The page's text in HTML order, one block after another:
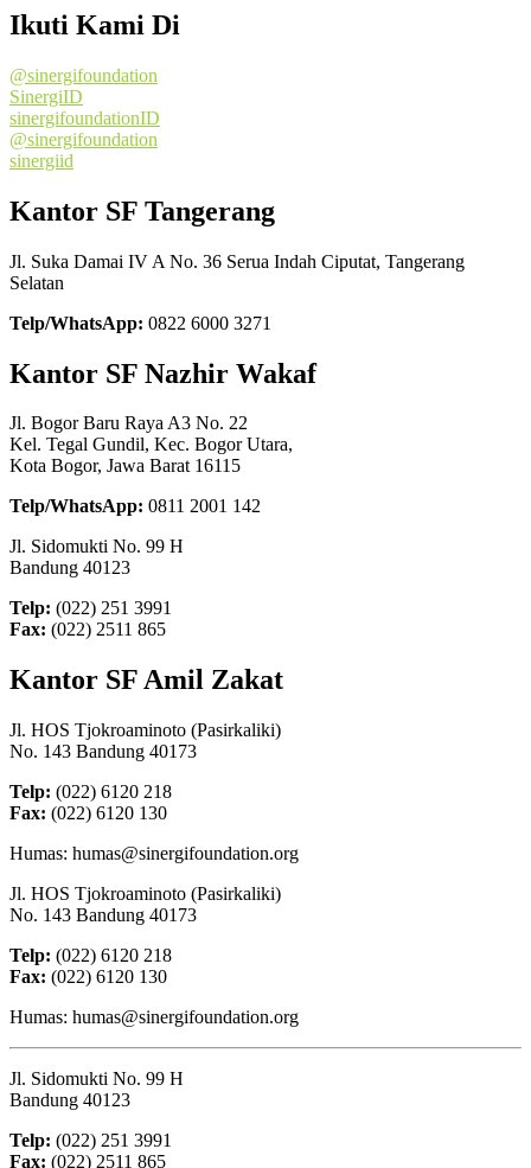
Ikuti Kami Di
@sinergifoundation
SinergiID
sinergifoundationID
@sinergifoundation
sinergiid
Kantor SF Tangerang
Jl. Suka Damai IV A No. 36 Serua Indah Ciputat, Tangerang
Selatan
Telp/WhatsApp: 0822 6000 3271
Kantor SF Nazhir Wakaf
Jl. Bogor Baru Raya A3 No. 22
Kel. Tegal Gundil, Kec. Bogor Utara,
Kota Bogor, Jawa Barat 16115
Telp/WhatsApp: 0811 2001 142
Jl. Sidomukti No. 99 H
Bandung 40123
Telp: (022) 251 3991
Fax: (022) 2511 865
Kantor SF Amil Zakat
Jl. HOS Tjokroaminoto (Pasirkaliki)
No. 143 Bandung 40173
Telp: (022) 6120 218
Fax: (022) 6120 130
Humas: humas@sinergifoundation.org
Jl. HOS Tjokroaminoto (Pasirkaliki)
No. 143 Bandung 40173
Telp: (022) 6120 218
Fax: (022) 6120 130
Humas: humas@sinergifoundation.org
Jl. Sidomukti No. 99 H
Bandung 40123
Telp: (022) 251 3991
Fax: (022) 2511 865